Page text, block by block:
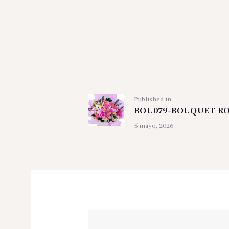
de
entradas
Published in
post:
BOU079-BOUQUET
5 mayo, 2026